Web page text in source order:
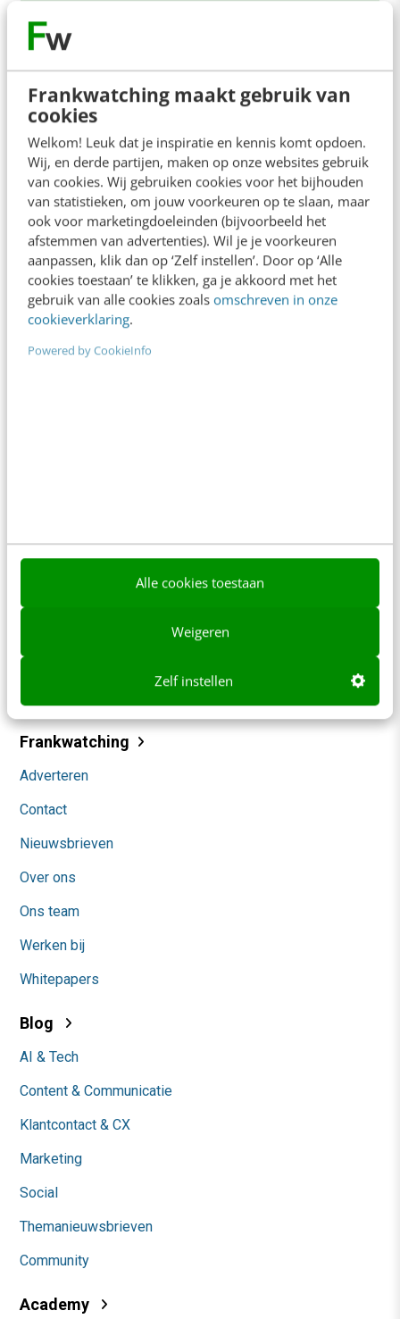
Frankwatching maakt gebruik van
cookies
Welkom! Leuk dat je inspiratie en kennis komt opdoen.
Wij, en derde partijen, maken op onze websites gebruik
van cookies. Wij gebruiken cookies voor het bijhouden
van statistieken, om jouw voorkeuren op te slaan, maar
ook voor marketingdoeleinden (bijvoorbeeld het
afstemmen van advertenties). Wil je je voorkeuren
aanpassen, klik dan op ‘Zelf instellen’. Door op ‘Alle
cookies toestaan’ te klikken, ga je akkoord met het
gebruik van alle cookies zoals omschreven in onze
cookieverklaring.
Powered by CookieInfo
Alle cookies toestaan
Weigeren
Zelf instellen
ONLINE MASTERCLASS
De nieuwe SEO- & GEO-
spelregels
content beter gevonden. Schrijf je in en bekijk
Contact Redactie
Frankwatching
Adverteren
Contact
Nieuwsbrieven
Over ons
Ons team
Werken bij
Whitepapers
Blog
AI & Tech
Content & Communicatie
Klantcontact & CX
Marketing
Social
Themanieuwsbrieven
Community
Academy